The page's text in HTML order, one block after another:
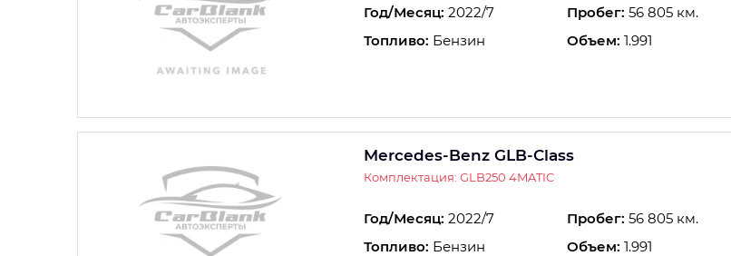
Год/Месяц: 2022/7 Пробег: 56 805 км.
Топливо: Бензин Объем: 1.991
Mercedes-Benz GLB-Class
Комплектация: GLB250 4MATIC
Год/Месяц: 2022/7 Пробег: 56 805 км.
Топливо: Бензин Объем: 1.991